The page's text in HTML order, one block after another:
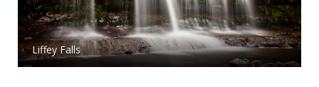
Liffey Falls